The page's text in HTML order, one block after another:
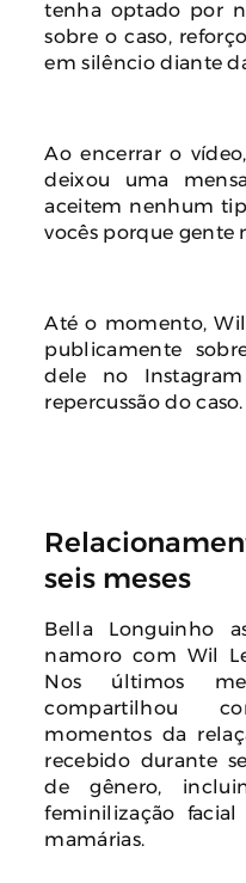
tenha optado por
sobre o caso,
em silêncio diante
Ao encerrar o
deixou uma
aceitem nenhum
vocês porque gente
Até o momento,
publicamente
dele no
repercussão do caso.
seis meses
Bella Longuinho
namoro com Wil
Nos últimos
compartilhou
momentos da
recebido durante
de gênero,
feminilização
mamárias.